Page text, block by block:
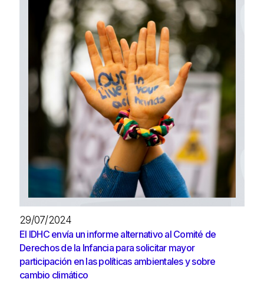
29/07/2024
El IDHC envía un informe alternativo al Comité de
Derechos de la Infancia para solicitar mayor
participación en las políticas ambientales y sobre
cambio climático